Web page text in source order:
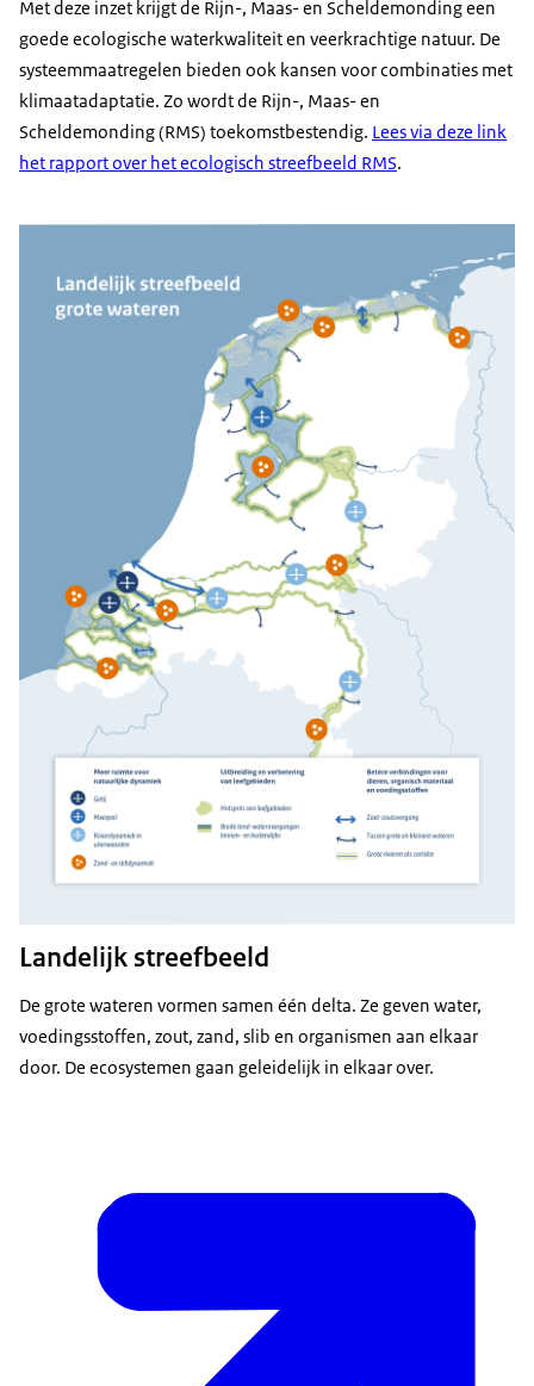
Met deze inzet krijgt de Rijn-, Maas- en Scheldemonding een
goede ecologische waterkwaliteit en veerkrachtige natuur. De
systeemmaatregelen bieden ook kansen voor combinaties met
klimaatadaptatie. Zo wordt de Rijn-, Maas- en
Scheldemonding (RMS) toekomstbestendig. Lees via deze link
het rapport over het ecologisch streefbeeld RMS.
Landelijk streefbeeld
De grote wateren vormen samen één delta. Ze geven water,
voedingsstoffen, zout, zand, slib en organismen aan elkaar
door. De ecosystemen gaan geleidelijk in elkaar over.